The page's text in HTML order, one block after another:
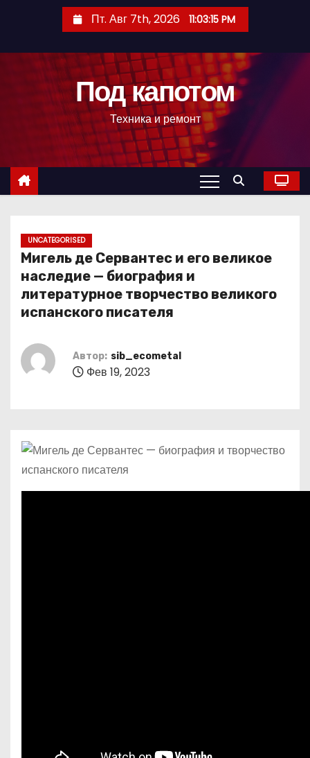
с
Пт. Авг 7th, 2026 11:03:16 PM
Под капотом
Техника и ремонт
UNCATEGORISED
Мигель де Сервантес и его великое
наследие — биография и
литературное творчество великого
испанского писателя
Автор: sib_ecometal
Фев 19, 2023